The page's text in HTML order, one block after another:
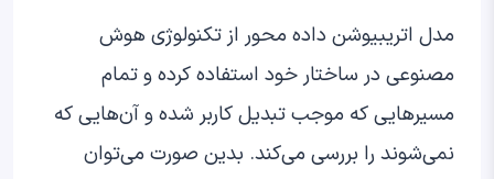
مدل اتریبیوشن داده محور از تکنولوژی هوش
مصنوعی در ساختار خود استفاده کرده و تمام
مسیرهایی که موجب تبدیل کاربر شده و آن‌هایی که
نمی‌شوند را بررسی می‌کند. بدین صورت می‌توان